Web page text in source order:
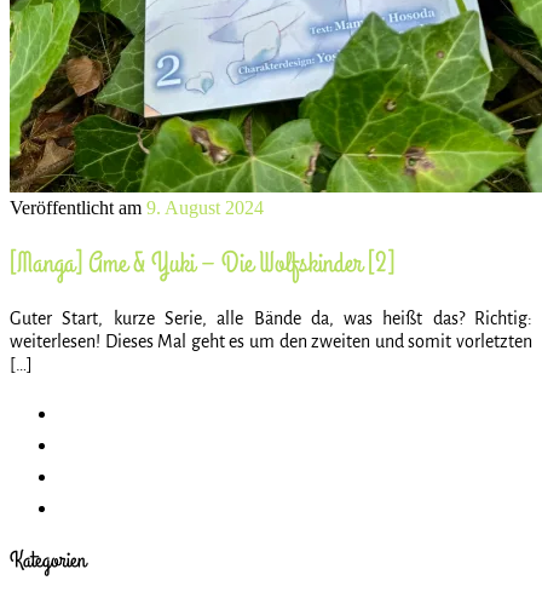
Veröffentlicht am 9. August 2024
[Manga] Ame & Yuki – Die Wolfskinder [2]
Guter Start, kurze Serie, alle Bände da, was heißt das? Richtig:
weiterlesen! Dieses Mal geht es um den zweiten und somit vorletzten
[…]
Kategorien